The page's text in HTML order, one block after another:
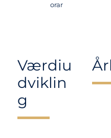
orar
Værdiu
dviklin
g